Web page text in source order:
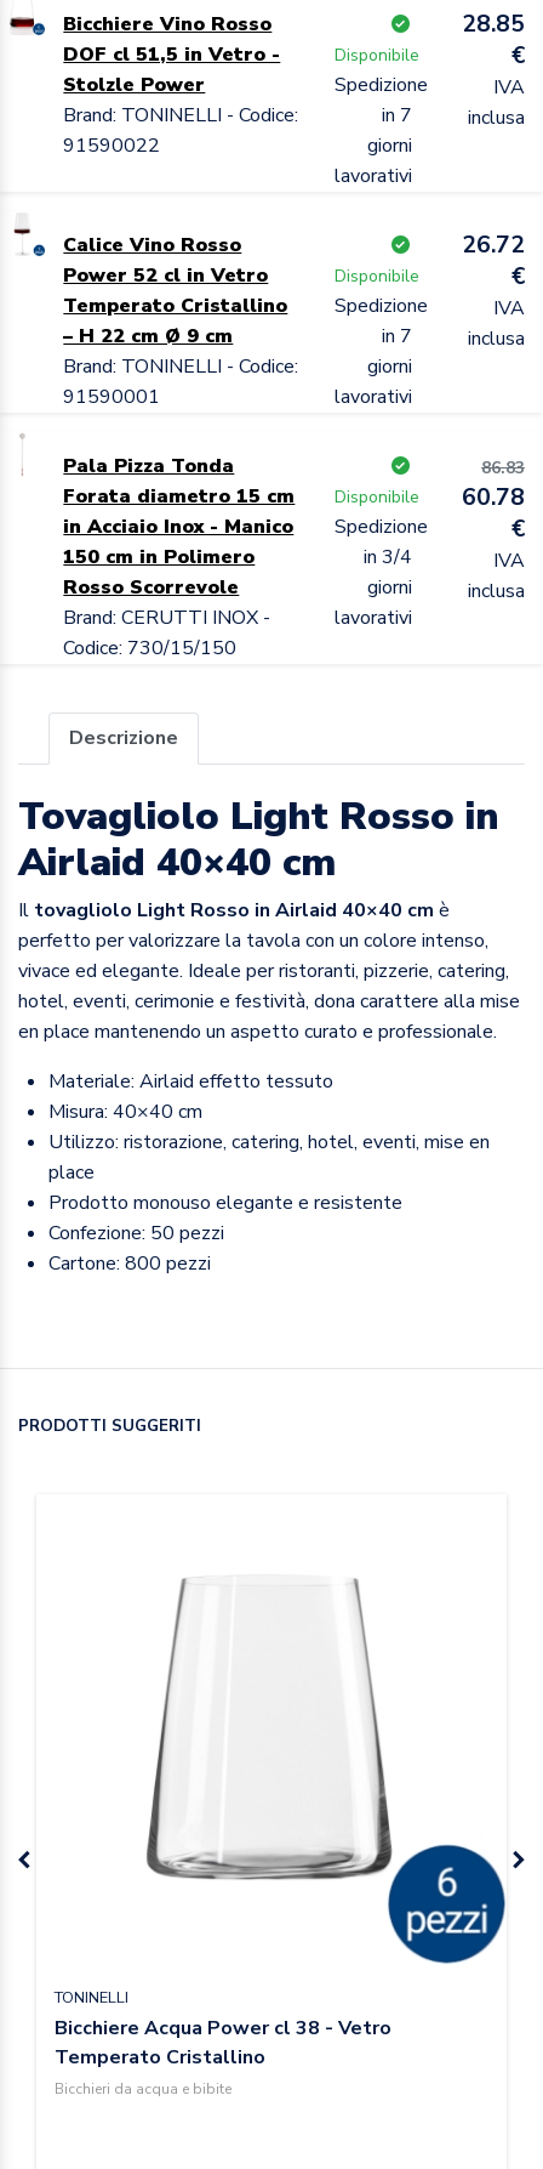
Bicchiere Vino Rosso
DOF cl 51,5 in Vetro -
Stolzle Power
Brand: TONINELLI - Codice:
91590022
Disponibile
Spedizione
in 7
giorni
lavorativi
28.85
€
IVA
inclusa
Calice Vino Rosso
Power 52 cl in Vetro
Temperato Cristallino
– H 22 cm Ø 9 cm
Brand: TONINELLI - Codice:
91590001
Disponibile
Spedizione
in 7
giorni
lavorativi
26.72
€
IVA
inclusa
Pala Pizza Tonda
Forata diametro 15 cm
in Acciaio Inox - Manico
150 cm in Polimero
Rosso Scorrevole
Brand: CERUTTI INOX -
Codice: 730/15/150
Disponibile
Spedizione
in 3/4
giorni
lavorativi
86.83
60.78
€
IVA
inclusa
Descrizione
Tovagliolo Light Rosso in
Airlaid 40×40 cm
Il tovagliolo Light Rosso in Airlaid 40×40 cm è
perfetto per valorizzare la tavola con un colore intenso,
vivace ed elegante. Ideale per ristoranti, pizzerie, catering,
hotel, eventi, cerimonie e festività, dona carattere alla mise
en place mantenendo un aspetto curato e professionale.
Materiale: Airlaid effetto tessuto
Misura: 40×40 cm
Utilizzo: ristorazione, catering, hotel, eventi, mise en
place
Prodotto monouso elegante e resistente
Confezione: 50 pezzi
Cartone: 800 pezzi
PRODOTTI SUGGERITI
TONINELLI
Bicchiere Acqua Power cl 38 - Vetro
Temperato Cristallino
Bicchieri da acqua e bibite